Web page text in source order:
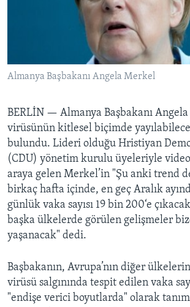
Diller
Almanya Başbakanı Angela Merkel
BERLİN — Almanya Başbakanı
virüsünün kitlesel biçimde
bulundu. Lideri olduğu Hristiyan
(CDU) yönetim kurulu üyeleriyle
araya gelen Merkel’in "Şu anki trend
birkaç hafta içinde, en geç Aralık
günlük vaka sayısı 19 bin 200‘e
başka ülkelerde görülen gelişmeler
yaşanacak" dedi.
Başbakanın, Avrupa’nın diğer
virüsü salgınında tespit edilen vaka
"endişe verici boyutlarda" olarak